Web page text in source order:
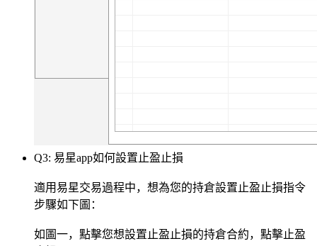
Q3: 易星app如何設置止盈止損
適用易星交易過程中，想為您的持倉設置止盈止損指令
步驟如下圖：
如圖一，點擊您想設置止盈止損的持倉合約，點擊止盈